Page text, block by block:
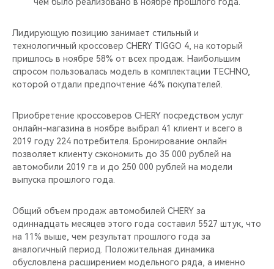
СЕДАНЫ
НОВИНКИ
БЛАГОТВОРИТЕЛЬНОСТЬ
CHERY REMOTE
CHERY И СПОРТ
НАШИ МЕРОПРИЯТИЯ
ВИДЕООБЗОРЫ
CHERY ДЛЯ ДЕТЕЙ
Лидирующую позицию занимает стильный и
технологичный кроссовер CHERY TIGGO 4, на который
пришлось в ноябре 58% от всех продаж. Наибольшим
спросом пользовалась модель в комплектации TECHNO,
которой отдали предпочтение 46% покупателей.
Приобретение кроссоверов CHERY посредством услуг
онлайн-магазина в ноябре выбрал 41 клиент и всего в
2019 году 224 потребителя. Бронирование онлайн
позволяет клиенту сэкономить до 35 000 рублей на
автомобили 2019 г.в и до 250 000 рублей на модели
выпуска прошлого года.
Общий объем продаж автомобилей CHERY за
одиннадцать месяцев этого года составил 5527 штук, что
на 11% выше, чем результат прошлого года за
аналогичный период. Положительная динамика
обусловлена расширением модельного ряда, а именно